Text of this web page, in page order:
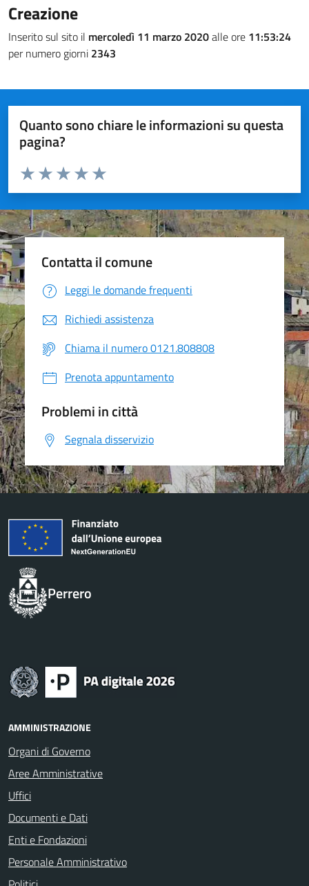
Creazione
Inserito sul sito il mercoledì 11 marzo 2020alle ore 11:53:24
per numero giorni 2343
Quanto sono chiare le informazioni su questa
pagina?
Valuta da 1 a 5 stelle la pagina
Valuta 5 stelle su 5
Valuta 4 stelle su 5
Valuta 3 stelle su 5
Valuta 2 stelle su 5
Valuta 1 stelle su 5
Contatta il comune
Leggi le domande frequenti
Richiedi assistenza
Chiama il numero 0121.808808
Prenota appuntamento
Problemi in città
Segnala disservizio
Perrero
AMMINISTRAZIONE
Organi di Governo
Aree Amministrative
Uffici
Documenti e Dati
Enti e Fondazioni
Personale Amministrativo